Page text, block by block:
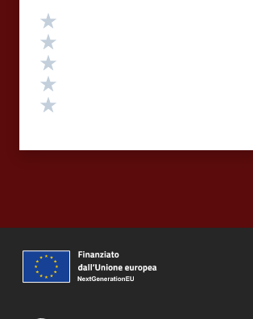
Valutazione